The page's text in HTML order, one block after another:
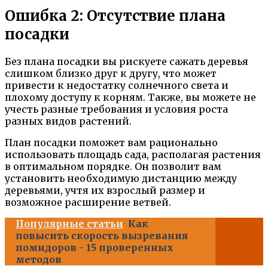
Ошибка 2: Отсутствие плана
посадки
Без плана посадки вы рискуете сажать деревья
слишком близко друг к другу, что может
привести к недостатку солнечного света и
плохому доступу к корням. Также, вы можете не
учесть разные требования и условия роста
разных видов растений.
План посадки поможет вам рационально
использовать площадь сада, располагая растения
в оптимальном порядке. Он позволит вам
установить необходимую дистанцию между
деревьями, учтя их взрослый размер и
возможное расширение ветвей.
Популярные статьи Как
повысить скорость вызревания
помидоров - 15 проверенных
методов